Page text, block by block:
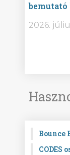
2026.
Bounce